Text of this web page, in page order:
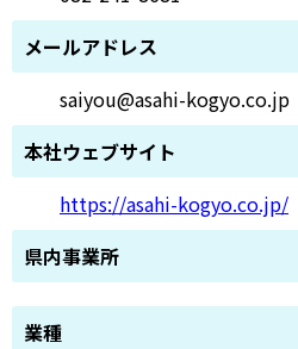
メールアドレス
saiyou@asahi-kogyo.co.jp
本社ウェブサイト
https://asahi-kogyo.co.jp/
県内事業所
業種